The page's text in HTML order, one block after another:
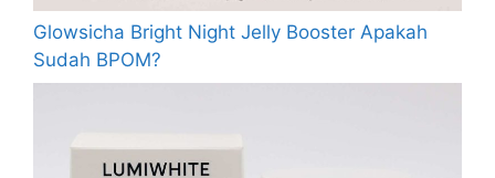
Glowsicha Bright Night Jelly Booster Apakah
Sudah BPOM?